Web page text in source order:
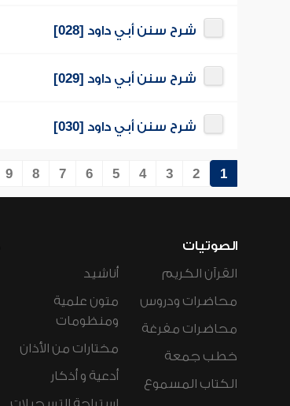
شرح سنن أبي داود [028]
شرح سنن أبي داود [029]
شرح سنن أبي داود [030]
1
2
3
4
5
6
7
8
9
الصوتيات
القرآن الكريم
محاضرات ودروس
محاضرات مفرغة
خطب جمعة
الكتاب المسموع
أناشيد
متون علمية
ومنظومات
مختارات من الأذان
أدعية و أذكار